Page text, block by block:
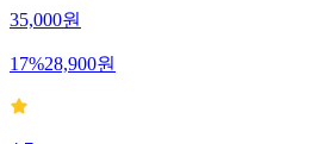
35,000원
17%28,900원